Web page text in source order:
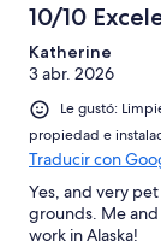
10/10
Katherine
3 abr. 2026
Le gustó:
propiedad e
Traducir con
Yes, and very
grounds. Me
work in Alaska!